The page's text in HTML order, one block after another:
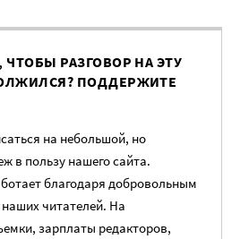
РАЗГОВОР НА ЭТУ
ПОДДЕРЖИТЕ
на небольшой, но
в пользу нашего сайта.
благодаря добровольным
читателей. На
зарплаты редакторов,